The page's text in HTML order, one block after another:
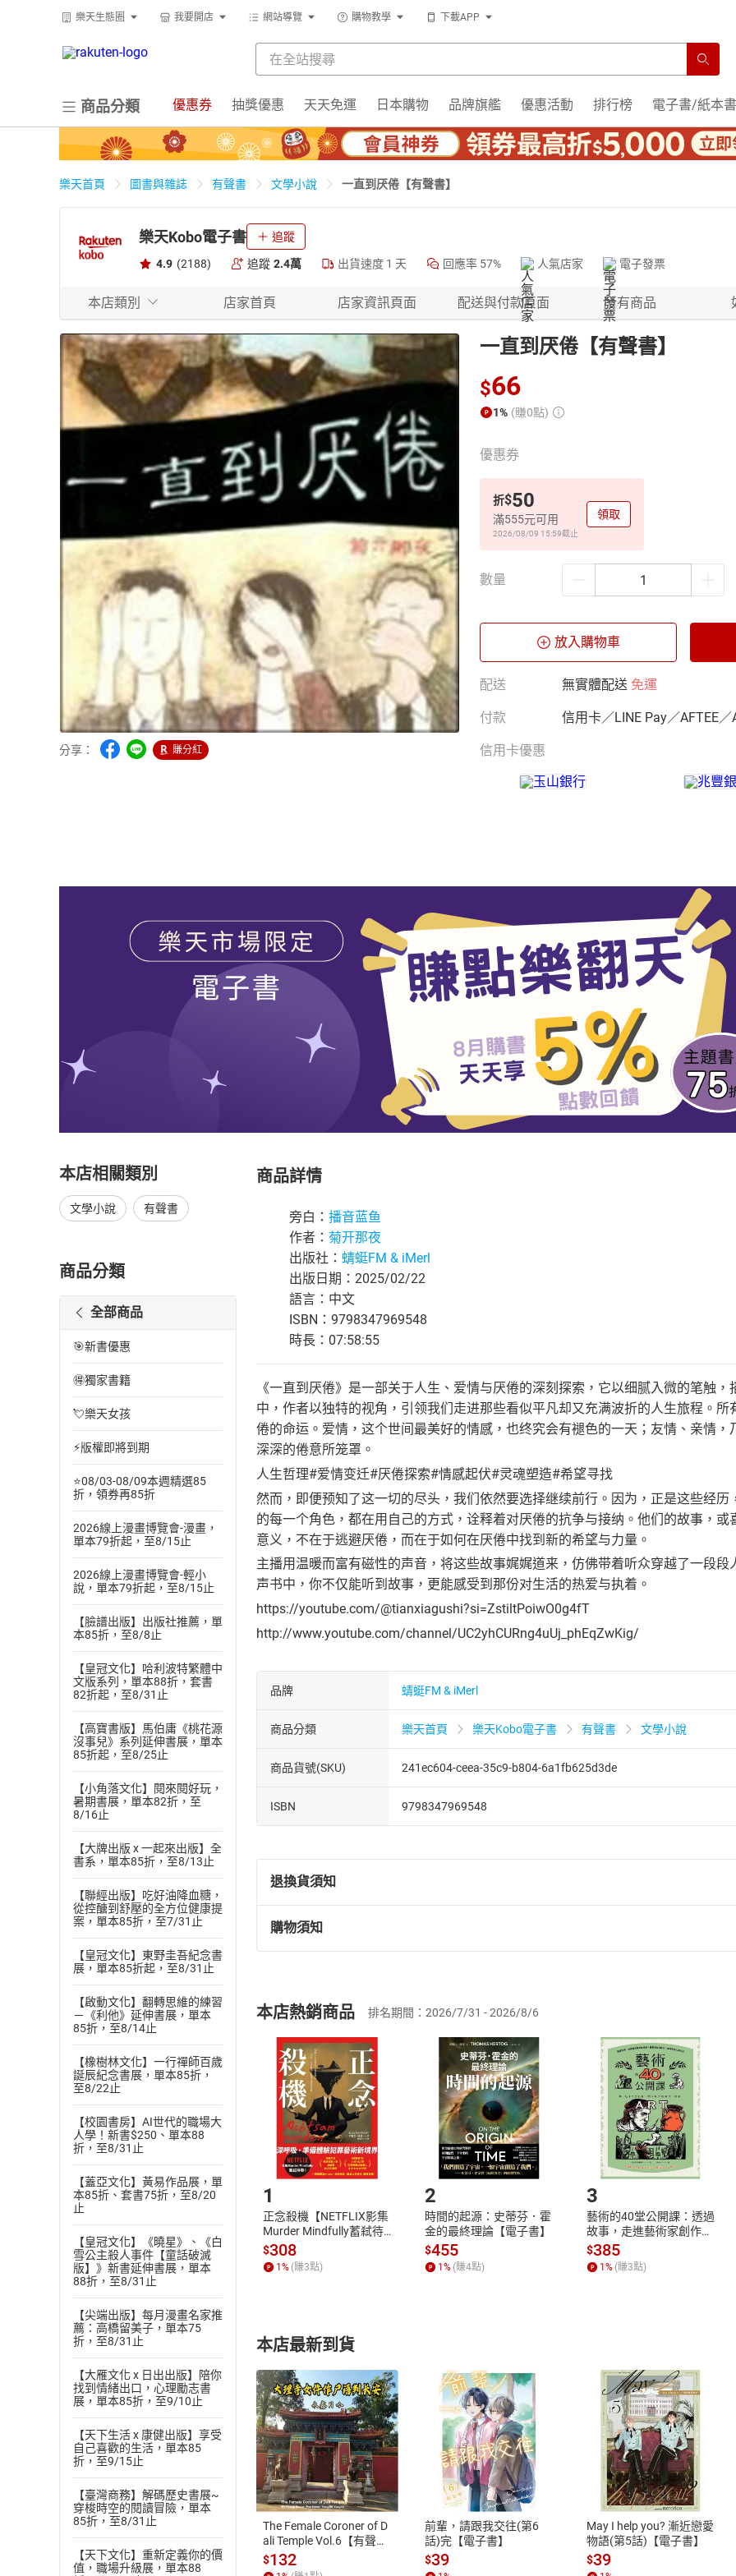
樂天生態圈 我要開店 網站導覽 購物教學 下載APP
商品分類 優惠券 抽獎優惠 天天免運 日本購物 品牌旗艦 優惠活動 排行榜 電子書/紙本書
樂天首頁 圖書與雜誌 有聲書 文學小說 一直到厌倦【有聲書】
樂天Kobo電子書 追蹤
4.9 (2188) 追蹤 2.4萬 出貨速度 1 天 回應率 57% 人氣店家 電子發票
本店類別 店家首頁 店家資訊頁面 配送與付款頁面 所有商品
分享： 賺分紅
一直到厌倦【有聲書】
$66
1% (賺0點)
優惠券
折$50
滿555元可用
2026/08/09 15:59截止
領取
數量
放入購物車
配送 無實體配送 免運
付款 信用卡／LINE Pay／AFTEE／
信用卡優惠
本店相關類別
文學小說 有聲書
商品分類
全部商品
🎯新書優惠
🉐獨家書籍
💘樂天女孩
⚡版權即將到期
⭐08/03-08/09本週精選85
折，領券再85折
2026線上漫畫博覽會-漫畫，
單本79折起，至8/15止
2026線上漫畫博覽會-輕小
說，單本79折起，至8/15止
【臉譜出版】出版社推薦，單
本85折，至8/8止
【皇冠文化】哈利波特繁體中
文版系列，單本88折，套書
82折起，至8/31止
【高寶書版】馬伯庸《桃花源
沒事兒》系列延伸書展，單本
85折起，至8/25止
【小角落文化】閱來閱好玩，
暑期書展，單本82折，至
8/16止
【大牌出版 x 一起來出版】全
書系，單本85折，至8/13止
【聯經出版】吃好油降血糖，
從控醣到舒壓的全方位健康提
案，單本85折，至7/31止
【皇冠文化】東野圭吾紀念書
展，單本85折起，至8/31止
【啟動文化】翻轉思維的練習
－《利他》延伸書展，單本
85折，至8/14止
【橡樹林文化】一行禪師百歲
誕辰紀念書展，單本85折，
至8/22止
【校園書房】AI世代的職場大
人學！新書$250、單本88
折，至8/31止
【蓋亞文化】黃易作品展，單
本85折、套書75折，至8/20
止
【皇冠文化】《曉星》、《白
雪公主殺人事件【童話破滅
版】》新書延伸書展，單本
88折，至8/31止
【尖端出版】每月漫畫名家推
薦：高橋留美子，單本75
折，至8/31止
【大雁文化 x 日出出版】陪你
找到情緒出口，心理勵志書
展，單本85折，至9/10止
【天下生活 x 康健出版】享受
自己喜歡的生活，單本85
折，至9/15止
【臺灣商務】解碼歷史書展~
穿梭時空的閱讀冒險，單本
85折，至8/31止
【天下文化】重新定義你的價
值，職場升級展，單本88
商品詳情
旁白： 播音蓝鱼
作者： 菊开那夜
出版社： 蜻蜓FM & iMerl
出版日期：2025/02/22
語言：中文
ISBN：9798347969548
時長：07:58:55
《一直到厌倦》是一部关于人生、爱情与厌倦的深刻探索，它以细腻入微的笔触
中，作者以独特的视角，引领我们走进那些看似平凡却又充满波折的人生旅程。
倦的命运。爱情，这个世间最美好的情感，也终究会有褪色的一天；友情、亲情
深深的倦意所笼罩。
人生哲理#爱情变迁#厌倦探索#情感起伏#灵魂塑造#希望寻找
然而，即便预知了这一切的尽头，我们依然要选择继续前行。因为，正是这些经
的每一个角色，都在用自己的方式，诠释着对厌倦的抗争与接纳。他们的故事，
意义，不在于逃避厌倦，而在于如何在厌倦中找到新的希望与力量。
主播用温暖而富有磁性的声音，将这些故事娓娓道来，仿佛带着听众穿越了一段
声书中，你不仅能听到故事，更能感受到那份对生活的热爱与执着。
https://youtube.com/@tianxiagushi?si=ZstiltPoiwO0g4fT
http://www.youtube.com/channel/UC2yhCURng4uUj_phEqZwKig/
品牌 蜻蜓FM & iMerl
商品分類 樂天首頁 樂天Kobo電子書 有聲書 文學小說
商品貨號(SKU) 241ec604-ceea-35c9-b804-6a1fb625d3de
ISBN 9798347969548
退換貨須知
退換貨規定：
(一)依消費者保護法第19條第1項後段暨通訊交易解除權合理例外情事適用
(二)消費者訂購本店鋪之商品即代表知悉本店鋪所銷售之商品為電子書，
且已下載/存取電子書，不得請求退貨退款。
退貨方式：您欲取消訂單或辦理退貨時，請登入樂天市場，並於「我的訂單
貨」，本店鋪將依您的申請進行審核，待審核通過後將為您辦理退款事宜。
請注意，樂天市場須以整筆訂單為單位進行取消/退貨，恕無法以單支商品取
購物須知
挑選商品
Choose
放入購物車
Shopping cart
登入帳號
Login
購書後，如何開始使用？
Step1.選擇閱讀載具 Step2.登入
付款方式
ATM轉帳、信用卡、LINE PAY、AFTEE
退換貨規範
本店是否提供消費者保護法七日猶
之權利，遽消費者保護法及通訊交
除權合理例外情事適用準則，依商
質各有不同規定。詳細退換貨說明
本店熱銷商品 排名期間：2026/7/31 - 2026/8/6
1
正念殺機【NETFLIX影集
Murder Mindfully蓄弒待
發】【電子書】
$308
1 % (賺3點)
2
時間的起源：史蒂芬．霍
金的最終理論【電子書】
$455
1 % (賺4點)
3
藝術的40堂公開課：透過
故事，走進藝術家創作現
場，看藝術如何誕生、如
何形塑人類生活【電子
書】
$385
1 % (賺3點)
本店最新到貨
The Female Coroner of D
ali Temple Vol.6【有聲
書】
$132
前輩，請跟我交往(第6
話)完【電子書】
$39
May I help you? 漸近戀愛
物語(第5話)【電子書】
$39